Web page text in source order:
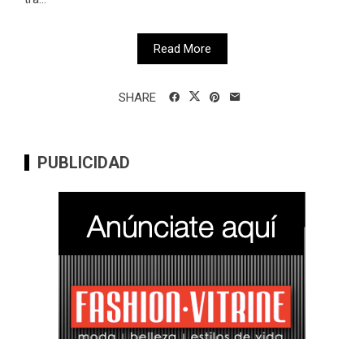
Read More
SHARE
PUBLICIDAD